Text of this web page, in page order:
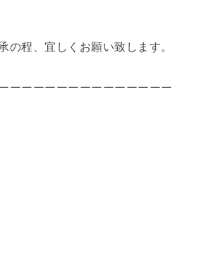
の程、宜しくお願い致します。
ーーーーーーーーーーーーーー